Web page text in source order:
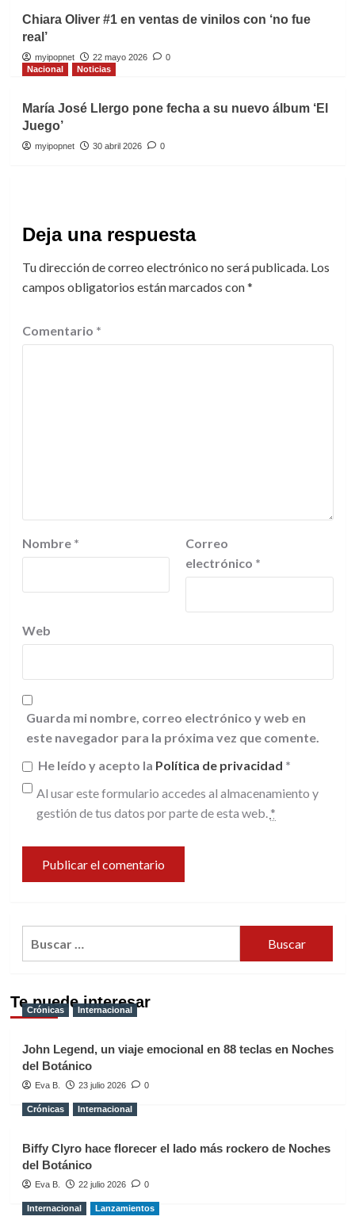
Chiara Oliver #1 en ventas de vinilos con ‘no fue
real’
myipopnet 22 mayo 2026
0
Nacional
Noticias
María José Llergo pone fecha a su nuevo álbum ‘El
Juego’
myipopnet 30 abril 2026 0
Deja una respuesta
Tu dirección de correo electrónico no será publicada. Los
campos obligatorios están marcados con*
Comentario *
Nombre *
Correo
electrónico *
Web
Guarda mi nombre, correo electrónico y web en
este navegador para la próxima vez que comente.
He leído y acepto la Política de privacidad *
Al usar este formulario accedes al almacenamiento y
gestión de tus datos por parte de esta web. *
Te puede interesar
Crónicas Internacional
John Legend, un viaje emocional en 88 teclas en Noches
del Botánico
Eva B. 23 julio 2026 0
Crónicas Internacional
Biffy Clyro hace florecer el lado más rockero de Noches
del Botánico
Eva B. 22 julio 2026 0
Internacional Lanzamientos